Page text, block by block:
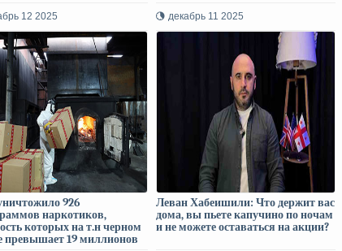
12 2025 декабрь 11 2025
926
наркотиков,
которых на т.н черном
превышает 19 миллионов
Леван Хабеишили: Что держит вас
дома, вы пьете капучино по ночам
и не можете оставаться на акции?